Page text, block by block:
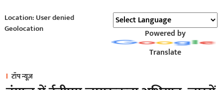
Location: User denied
Geolocation
Powered by
Translate
टॉप न्यूज़